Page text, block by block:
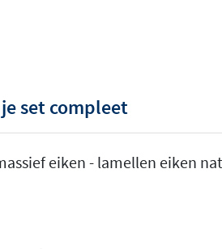
set compleet
eiken - lamellen eiken